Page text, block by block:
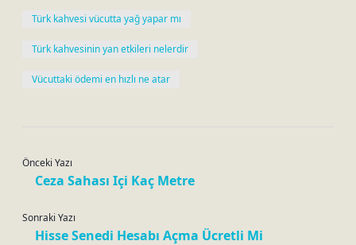
Türk kahvesi vücutta yağ yapar mı
Türk kahvesinin yan etkileri nelerdir
Vücuttaki ödemi en hızlı ne atar
Önceki Yazı
Ceza Sahası Içi Kaç Metre
Sonraki Yazı
Hisse Senedi Hesabı Açma Ücretli Mi